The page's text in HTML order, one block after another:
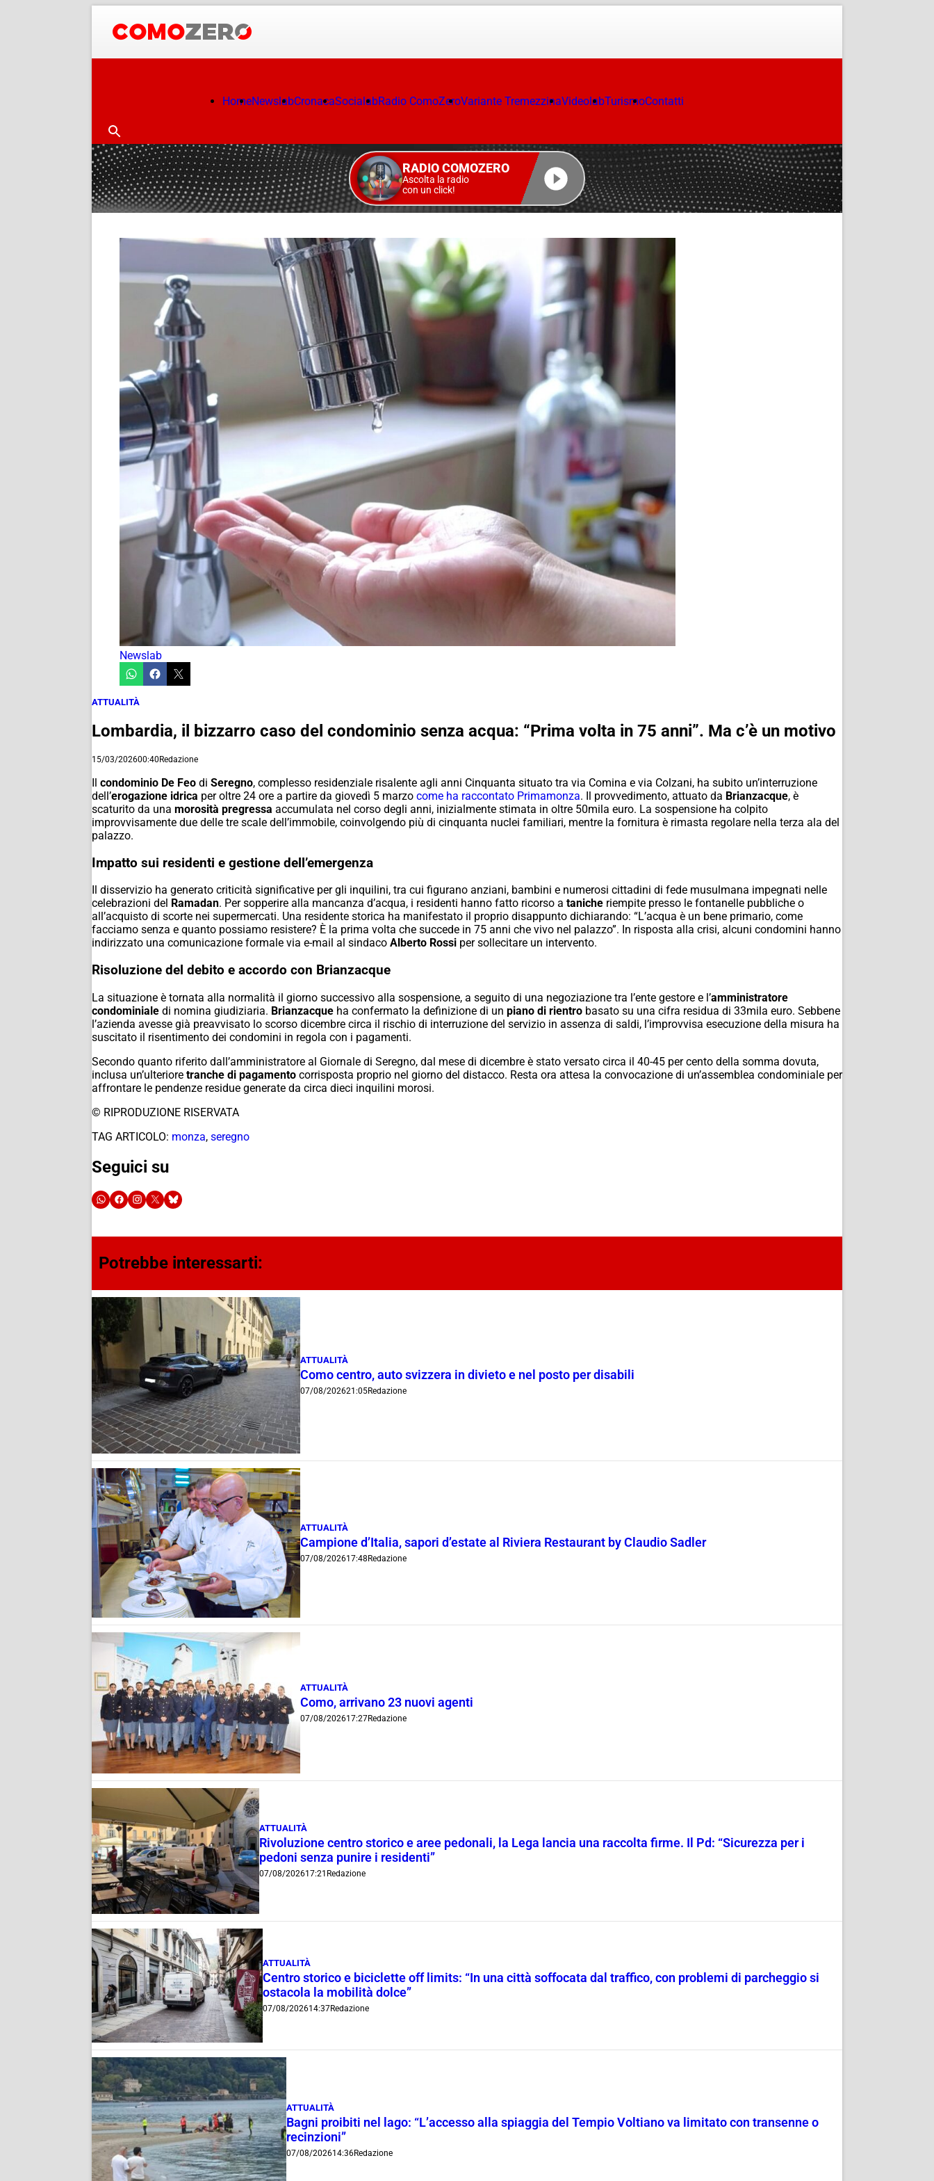
HomeNewslabCronacaSocialabRadio ComoZeroVariante TremezzinaVideolabTurismoContatti
RADIO COMOZERO
Ascolta la radio
con un click!
Newslab
ATTUALITÀ
Lombardia, il bizzarro caso del condominio senza acqua: “Prima volta in 75 anni”. Ma c’è un motivo
15/03/202600:40Redazione
Il condominio De Feo di Seregno, complesso residenziale risalente agli anni Cinquanta situato tra via Comina e via Colzani, ha subito un’interruzione
dell’erogazione idrica per oltre 24 ore a partire da giovedì 5 marzo come ha raccontato Primamonza. Il provvedimento, attuato da Brianzacque, è
scaturito da una morosità pregressa accumulata nel corso degli anni, inizialmente stimata in oltre 50mila euro. La sospensione ha colpito
improvvisamente due delle tre scale dell’immobile, coinvolgendo più di cinquanta nuclei familiari, mentre la fornitura è rimasta regolare nella terza ala del
palazzo.
Impatto sui residenti e gestione dell’emergenza
Il disservizio ha generato criticità significative per gli inquilini, tra cui figurano anziani, bambini e numerosi cittadini di fede musulmana impegnati nelle
celebrazioni del Ramadan. Per sopperire alla mancanza d’acqua, i residenti hanno fatto ricorso a taniche riempite presso le fontanelle pubbliche o
all’acquisto di scorte nei supermercati. Una residente storica ha manifestato il proprio disappunto dichiarando: “L’acqua è un bene primario, come
facciamo senza e quanto possiamo resistere? È la prima volta che succede in 75 anni che vivo nel palazzo”. In risposta alla crisi, alcuni condomini hanno
indirizzato una comunicazione formale via e-mail al sindaco Alberto Rossi per sollecitare un intervento.
Risoluzione del debito e accordo con Brianzacque
La situazione è tornata alla normalità il giorno successivo alla sospensione, a seguito di una negoziazione tra l’ente gestore e l’amministratore
condominiale di nomina giudiziaria. Brianzacque ha confermato la definizione di un piano di rientro basato su una cifra residua di 33mila euro. Sebbene
l’azienda avesse già preavvisato lo scorso dicembre circa il rischio di interruzione del servizio in assenza di saldi, l’improvvisa esecuzione della misura ha
suscitato il risentimento dei condomini in regola con i pagamenti.
Secondo quanto riferito dall’amministratore al Giornale di Seregno, dal mese di dicembre è stato versato circa il 40-45 per cento della somma dovuta,
inclusa un’ulteriore tranche di pagamento corrisposta proprio nel giorno del distacco. Resta ora attesa la convocazione di un’assemblea condominiale per
affrontare le pendenze residue generate da circa dieci inquilini morosi.
© RIPRODUZIONE RISERVATA
TAG ARTICOLO: monza, seregno
Seguici su
Potrebbe interessarti:
ATTUALITÀ
Como centro, auto svizzera in divieto e nel posto per disabili
07/08/202621:05Redazione
ATTUALITÀ
Campione d’Italia, sapori d’estate al Riviera Restaurant by Claudio Sadler
07/08/202617:48Redazione
ATTUALITÀ
Como, arrivano 23 nuovi agenti
07/08/202617:27Redazione
ATTUALITÀ
Rivoluzione centro storico e aree pedonali, la Lega lancia una raccolta firme. Il Pd: “Sicurezza per i
pedoni senza punire i residenti”
07/08/202617:21 Redazione
ATTUALITÀ
Centro storico e biciclette off limits: “In una città soffocata dal traffico, con problemi di parcheggio si
ostacola la mobilità dolce”
07/08/202614:37Redazione
ATTUALITÀ
Bagni proibiti nel lago: “L’accesso alla spiaggia del Tempio Voltiano va limitato con transenne o
recinzioni”
07/08/202614:36Redazione